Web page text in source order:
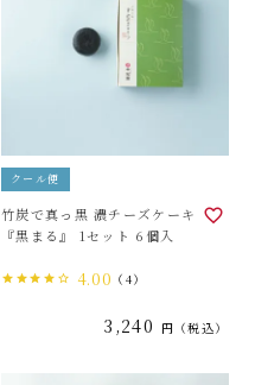
クール便
竹炭で真っ黒 濃チーズケーキ
『黒まる』 1セット 6個入
4.00 （4）
3,240 税込